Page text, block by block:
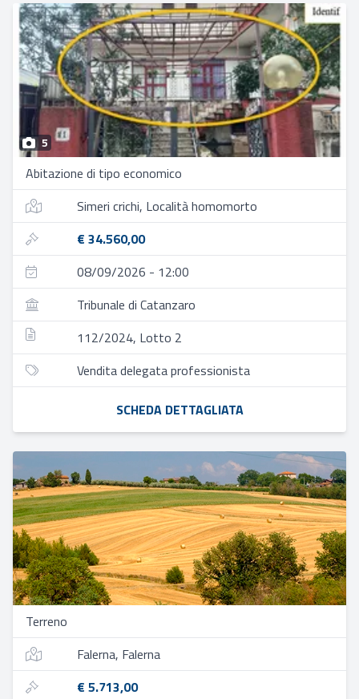
5
Abitazione di tipo economico
Simeri crichi, Località homomorto
€ 34.560,00
08/09/2026 - 12:00
Tribunale di Catanzaro
112/2024, Lotto 2
Vendita delegata professionista
SCHEDA DETTAGLIATA
Terreno
Falerna, Falerna
€ 5.713,00